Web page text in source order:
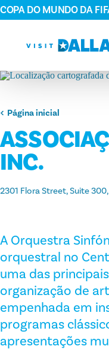
Ir diretamente
COPA DO MUNDO DA
Página inicial
INC.
2301 Flora Street, Suite 300
A Orquestra
orquestral no
uma das
organização de
empenhada em
programas
apresentações